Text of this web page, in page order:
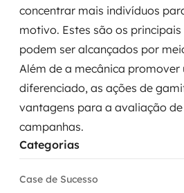
concentrar mais indivíduos
motivo. Estes são os
podem ser alcançados por
Além de a mecânica promover
diferenciado, as ações de
vantagens para a avaliação
campanhas.
Categorias
Case de Sucesso